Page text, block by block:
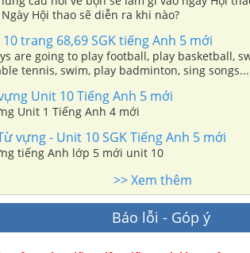
Hội thao sẽ diễn ra khi nào?
trang 68,69 SGK tiếng Anh 5 mới
are going to play football, play basketball,
tennis, swim, play badminton, sing songs...
Unit 10 Tiếng Anh 5 mới
Unit 1 Tiếng Anh 4 mới
vựng - Unit 10 SGK Tiếng Anh 5 mới
tiếng Anh lớp 5 mới unit 10
>> Xem thêm
Báo lỗi - Góp ý